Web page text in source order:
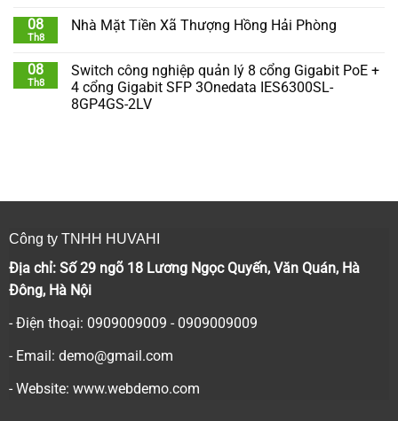
08
Th8
Nhà Mặt Tiền Xã Thượng Hồng Hải Phòng
08
Th8
Switch công nghiệp quản lý 8 cổng Gigabit PoE +
4 cổng Gigabit SFP 3Onedata IES6300SL-
8GP4GS-2LV
Công ty TNHH HUVAHI
Địa chỉ: Số 29 ngõ 18 Lương Ngọc Quyến, Văn Quán, Hà
Đông, Hà Nội
- Điện thoại: 0909009009 - 0909009009
- Email: demo@gmail.com
- Website: www.webdemo.com